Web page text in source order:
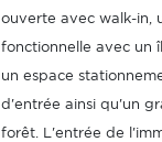
ouverte avec walk-in,
fonctionnelle avec un
un espace
d'entrée ainsi qu'un
forêt. L'entrée de